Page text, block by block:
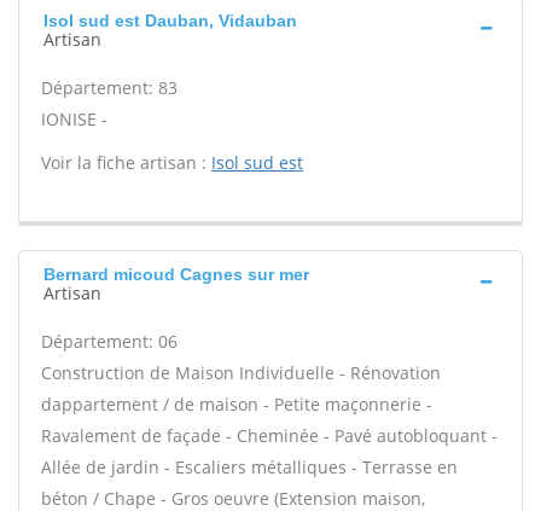
Isol sud est Dauban, Vidauban
Artisan
Département: 83
IONISE -
Voir la fiche artisan : Isol sud est
Bernard micoud Cagnes sur mer
Artisan
Département: 06
Construction de Maison Individuelle - Rénovation
dappartement / de maison - Petite maçonnerie -
Ravalement de façade - Cheminée - Pavé autobloquant -
Allée de jardin - Escaliers métalliques - Terrasse en
béton / Chape - Gros oeuvre (Extension maison,